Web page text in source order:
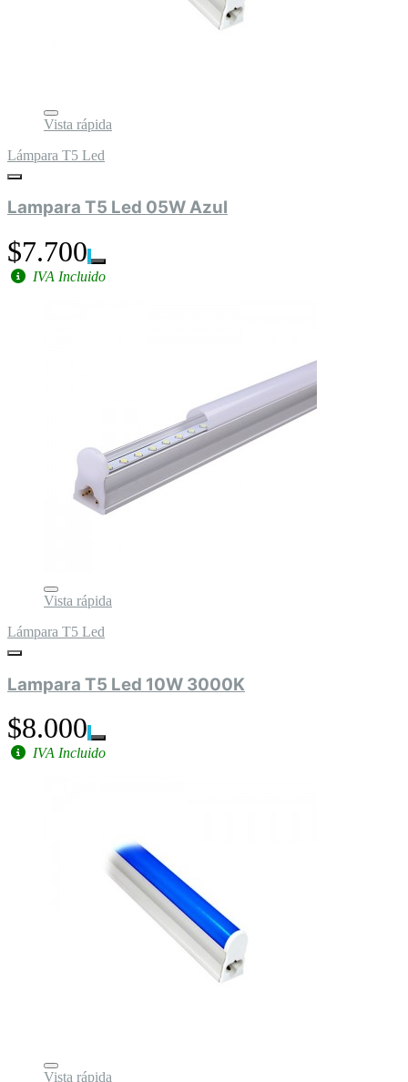
Vista rápida
Lámpara T5 Led
Lampara T5 Led 05W Azul
$7.700
IVA Incluido
Vista rápida
Lámpara T5 Led
Lampara T5 Led 10W 3000K
$8.000
IVA Incluido
Vista rápida